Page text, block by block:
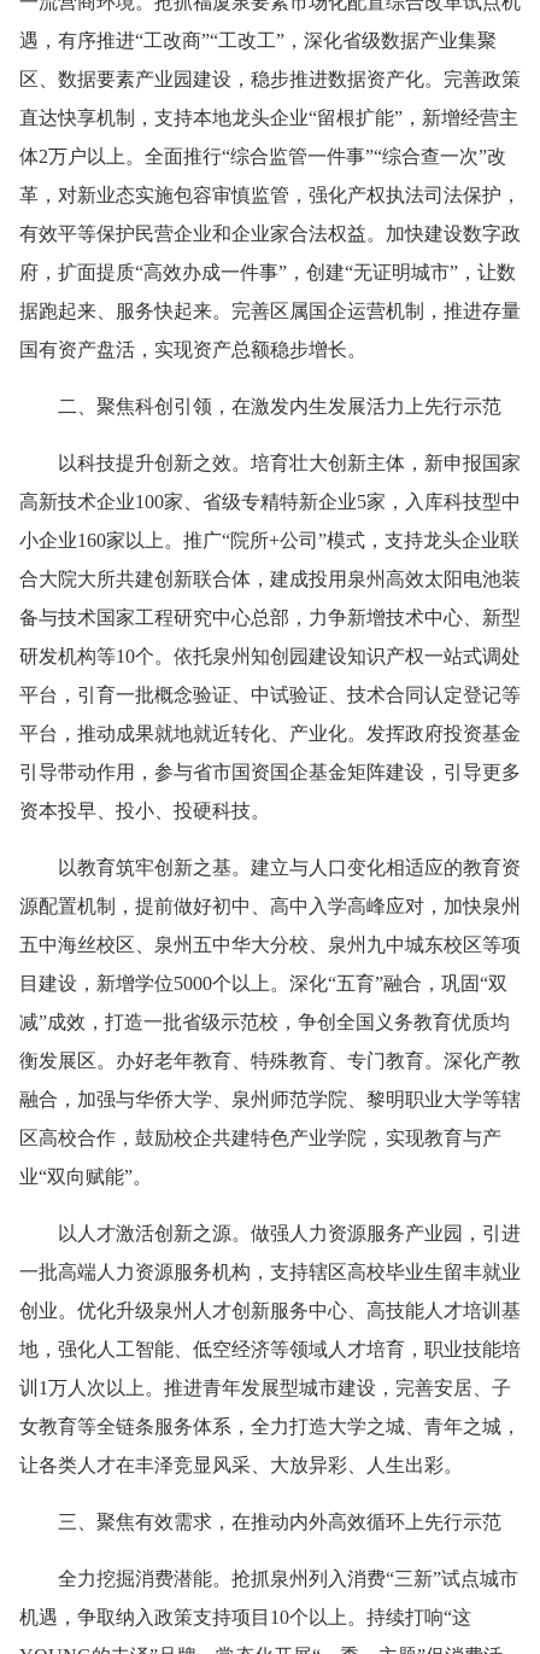
遇，有序推进“工改商”“工改工”，深化省级数据产业集聚
区、数据要素产业园建设，稳步推进数据资产化。完善政策
直达快享机制，支持本地龙头企业“留根扩能”，新增经营主
体2万户以上。全面推行“综合监管一件事”“综合查一次”改
革，对新业态实施包容审慎监管，强化产权执法司法保护，
有效平等保护民营企业和企业家合法权益。加快建设数字政
府，扩面提质“高效办成一件事”，创建“无证明城市”，让数
据跑起来、服务快起来。完善区属国企运营机制，推进存量
国有资产盘活，实现资产总额稳步增长。
二、聚焦科创引领，在激发内生发展活力上先行示范
以科技提升创新之效。培育壮大创新主体，新申报国家
高新技术企业100家、省级专精特新企业5家，入库科技型中
小企业160家以上。推广“院所+公司”模式，支持龙头企业联
合大院大所共建创新联合体，建成投用泉州高效太阳电池装
备与技术国家工程研究中心总部，力争新增技术中心、新型
研发机构等10个。依托泉州知创园建设知识产权一站式调处
平台，引育一批概念验证、中试验证、技术合同认定登记等
平台，推动成果就地就近转化、产业化。发挥政府投资基金
引导带动作用，参与省市国资国企基金矩阵建设，引导更多
资本投早、投小、投硬科技。
以教育筑牢创新之基。建立与人口变化相适应的教育资
源配置机制，提前做好初中、高中入学高峰应对，加快泉州
五中海丝校区、泉州五中华大分校、泉州九中城东校区等项
目建设，新增学位5000个以上。深化“五育”融合，巩固“双
减”成效，打造一批省级示范校，争创全国义务教育优质均
衡发展区。办好老年教育、特殊教育、专门教育。深化产教
融合，加强与华侨大学、泉州师范学院、黎明职业大学等辖
区高校合作，鼓励校企共建特色产业学院，实现教育与产
业“双向赋能”。
以人才激活创新之源。做强人力资源服务产业园，引进
一批高端人力资源服务机构，支持辖区高校毕业生留丰就业
创业。优化升级泉州人才创新服务中心、高技能人才培训基
地，强化人工智能、低空经济等领域人才培育，职业技能培
训1万人次以上。推进青年发展型城市建设，完善安居、子
女教育等全链条服务体系，全力打造大学之城、青年之城，
让各类人才在丰泽竞显风采、大放异彩、人生出彩。
三、聚焦有效需求，在推动内外高效循环上先行示范
全力挖掘消费潜能。抢抓泉州列入消费“三新”试点城市
机遇，争取纳入政策支持项目10个以上。持续打响“这